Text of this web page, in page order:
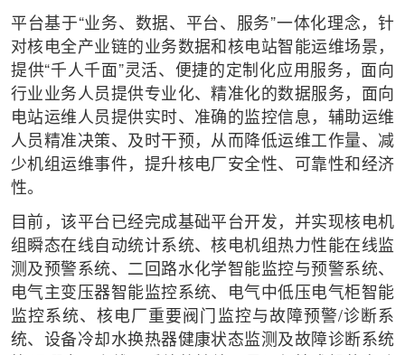
平台基于“业务、数据、平台、服务”一体化理念，针
对核电全产业链的业务数据和核电站智能运维场景，
提供“千人千面”灵活、便捷的定制化应用服务，面向
行业业务人员提供专业化、精准化的数据服务，面向
电站运维人员提供实时、准确的监控信息，辅助运维
人员精准决策、及时干预，从而降低运维工作量、减
少机组运维事件，提升核电厂安全性、可靠性和经济
性。
目前，该平台已经完成基础平台开发，并实现核电机
组瞬态在线自动统计系统、核电机组热力性能在线监
测及预警系统、二回路水化学智能监控与预警系统、
电气主变压器智能监控系统、电气中低压电气柜智能
监控系统、核电厂重要阀门监控与故障预警/诊断系
统、设备冷却水换热器健康状态监测及故障诊断系统